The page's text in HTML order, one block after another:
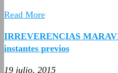
Read More
IRREVERENCIAS
instantes previos
19 julio, 2015